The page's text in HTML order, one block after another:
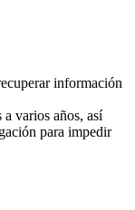
información
varios años, así
para impedir